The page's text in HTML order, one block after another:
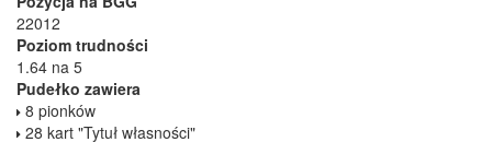
22012
Poziom trudności
1.64 na 5
Pudełko zawiera
8 pionków
28 kart "Tytuł własności"